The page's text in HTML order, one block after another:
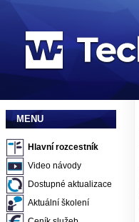
MENU
Hlavní rozcestník
Video návody
Dostupné aktualizace
Aktuální školení